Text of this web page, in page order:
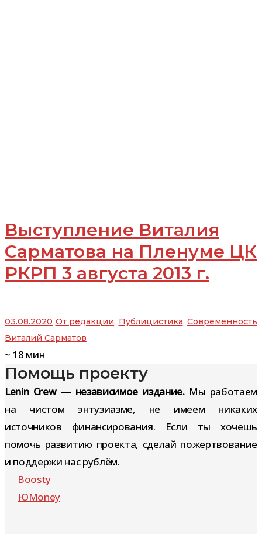
Выступление Виталия
Сарматова на Пленуме ЦК
РКРП 3 августа 2013 г.
03.08.2020 От редакции, Публицистика, Современность
Виталий Сарматов
~ 18 мин
Помощь проекту
Lenin Crew — независимое издание.Мы работаем
на чистом энтузиазме, не имеем никаких
источников финансирования. Если ты хочешь
помочь развитию проекта, сделай пожертвование
и поддержи нас рублём.
Boosty
ЮMoney